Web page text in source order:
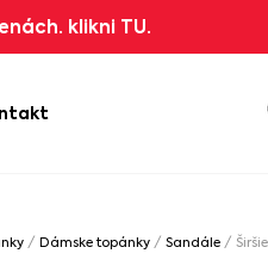
klikni TU.
/Dámske topánky /Sandále /